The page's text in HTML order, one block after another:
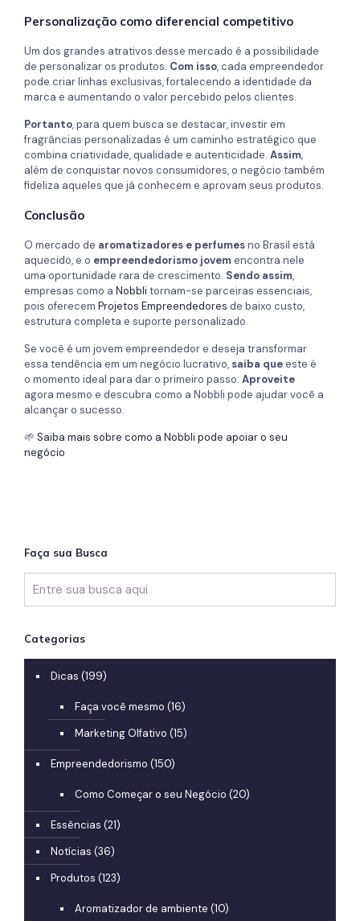
Personalização como diferencial competitivo
Um dos grandes atrativos desse mercado é a possibilidade
de personalizar os produtos. Com isso, cada empreendedor
pode criar linhas exclusivas, fortalecendo a identidade da
marca e aumentando o valor percebido pelos clientes.
Portanto, para quem busca se destacar, investir em
fragrâncias personalizadas é um caminho estratégico que
combina criatividade, qualidade e autenticidade. Assim,
além de conquistar novos consumidores, o negócio também
fideliza aqueles que já conhecem e aprovam seus produtos.
Conclusão
O mercado de aromatizadores e perfumesno Brasil está
aquecido, e o empreendedorismo jovemencontra nele
uma oportunidade rara de crescimento. Sendo assim,
empresas como a Nobbli tornam-se parceiras essenciais,
pois oferecem Projetos Empreendedores de baixo custo,
estrutura completa e suporte personalizado.
Se você é um jovem empreendedor e deseja transformar
essa tendência em um negócio lucrativo, saiba queeste é
o momento ideal para dar o primeiro passo. Aproveite
agora mesmo e descubra como a Nobbli pode ajudar você a
alcançar o sucesso.
🌱 Saiba mais sobre como a Nobbli pode apoiar o seu
negócio
Faça sua Busca
Categorias
Dicas (199)
Faça você mesmo (16)
Marketing Olfativo (15)
Empreendedorismo (150)
Como Começar o seu Negócio (20)
Essências (21)
Notícias (36)
Produtos (123)
Aromatizador de ambiente (10)